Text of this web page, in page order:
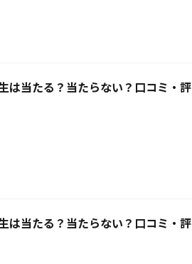
は当たる？当たらない？口コミ・評
は当たる？当たらない？口コミ・評